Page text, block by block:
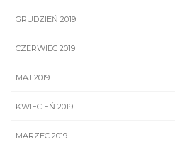
GRUDZIEŃ 2019
CZERWIEC 2019
MAJ 2019
KWIECIEŃ 2019
MARZEC 2019